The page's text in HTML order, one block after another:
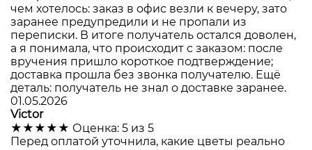
чем хотелось: заказ в офис везли к вечеру, зато
заранее предупредили и не пропали из
переписки. В итоге получатель остался доволен,
а я понимала, что происходит с заказом: после
вручения пришло короткое подтверждение;
доставка прошла без звонка получателю. Ещё
деталь: получатель не знал о доставке заранее.
01.05.2026
Victor
★★★★★ Оценка: 5 из 5
Перед оплатой уточнила, какие цветы реально